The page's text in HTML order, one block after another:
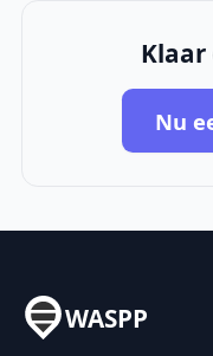
Klaar
Nu
WASPP